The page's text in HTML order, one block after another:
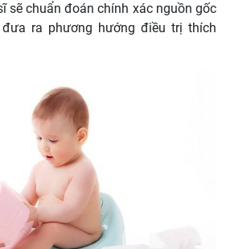
sẽ chuẩn đoán chính xác nguồn gốc
ra phương hướng điều trị thích